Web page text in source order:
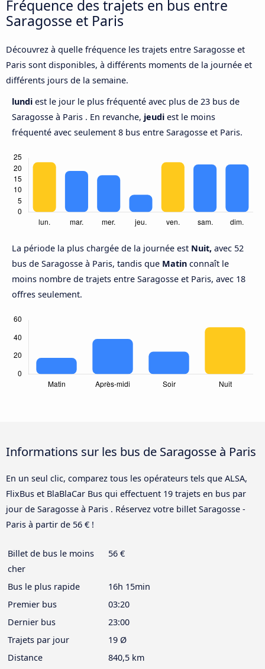
Fréquence des trajets en bus entre
Saragosse et Paris
Découvrez à quelle fréquence les trajets entre Saragosse et
Paris sont disponibles, à différents moments de la journée et
différents jours de la semaine.
lundi est le jour le plus fréquenté avec plus de 23 bus de
Saragosse à Paris . En revanche, jeudi est le moins
fréquenté avec seulement 8 bus entre Saragosse et Paris.
La période la plus chargée de la journée est Nuit, avec 52
bus de Saragosse à Paris, tandis que Matin connaît le
moins nombre de trajets entre Saragosse et Paris, avec 18
offres seulement.
Informations sur les bus de Saragosse à Paris
En un seul clic, comparez tous les opérateurs tels que ALSA,
FlixBus et BlaBlaCar Bus qui effectuent 19 trajets en bus par
jour de Saragosse à Paris . Réservez votre billet Saragosse -
Paris à partir de 56 € !
Billet de bus le moins
cher
56 €
Bus le plus rapide
16h 15min
Premier bus
03:20
Dernier bus
23:00
Trajets par jour
19 Ø
Distance
840,5 km